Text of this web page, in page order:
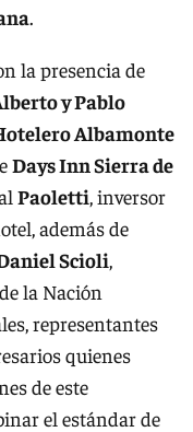
.
la presencia de
y Pablo
Albamonte
Days Inn Sierra de
Paoletti, inversor
además de
Scioli,
la Nación
representantes
quienes
de este
el estándar de